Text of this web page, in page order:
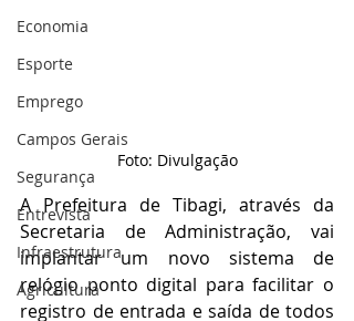
Economia
Esporte
Emprego
Campos Gerais
Segurança
Entrevista
Infraestrutura
Agricultura
Foto: Divulgação
A Prefeitura de Tibagi, através da
Secretaria de Administração, vai
implantar um novo sistema de
relógio ponto digital para facilitar o
registro de entrada e saída de todos